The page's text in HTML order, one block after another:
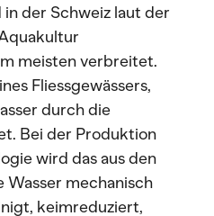
der Schweiz laut der
meisten verbreitet.
Fliessgewässers,
durch die
Bei der Produktion
wird das aus den
Wasser mechanisch
keimreduziert,